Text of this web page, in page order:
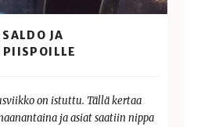
JA
on istuttu. Tällä kertaa
ja asiat saatiin nippa